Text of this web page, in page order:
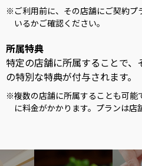
※ ご利用前に、その店舗にご契約
いるかご確認ください。
所属特典
特定の店舗に所属することで
の特別な特典が付与されます。
※複数の店舗に所属することも可能
に料金がかかります。プランは店